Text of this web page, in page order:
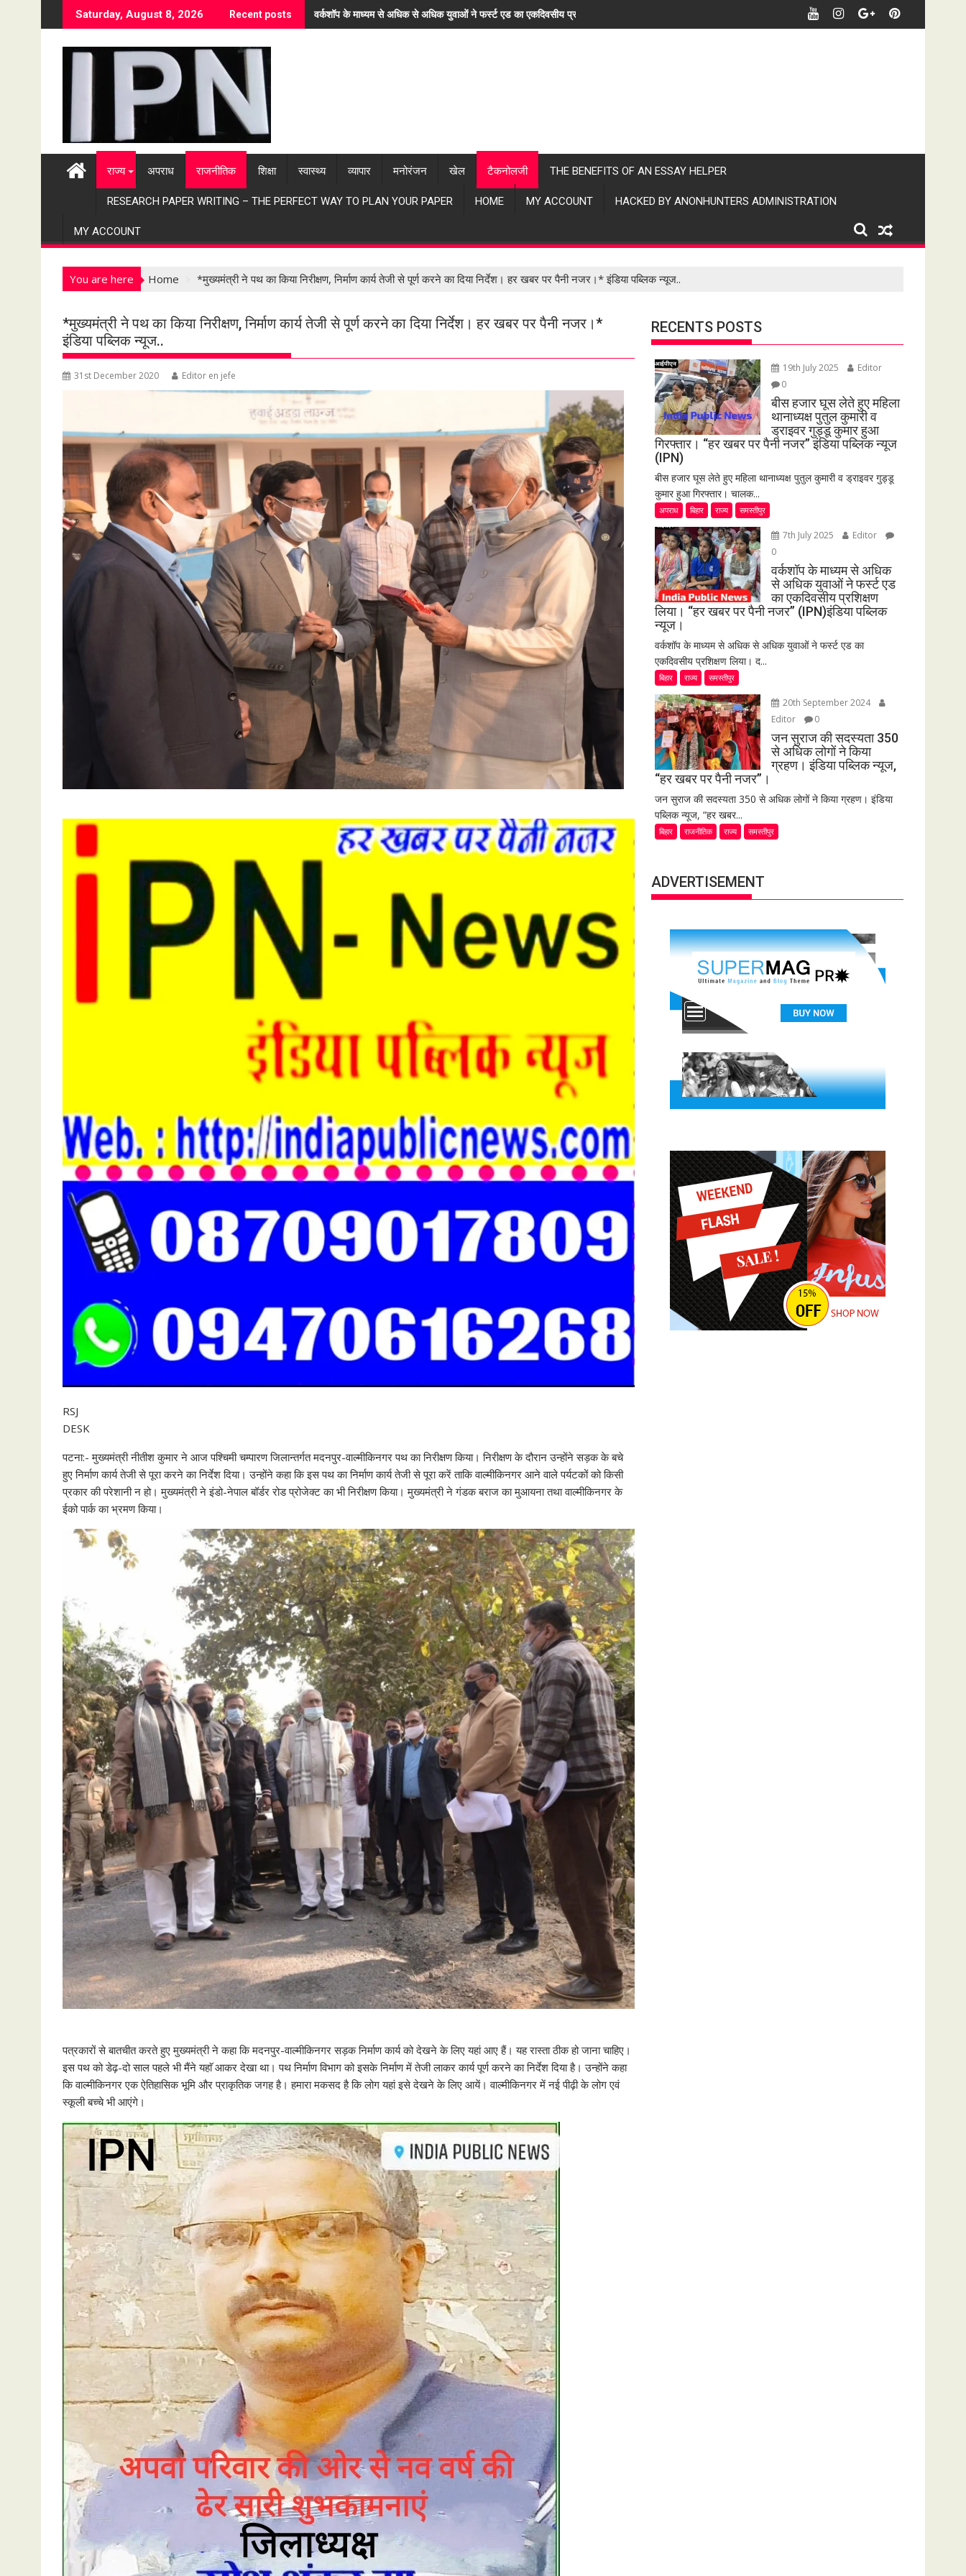
k
Saturday, August 8, 2026 Recent posts वर्कशॉप के माध्यम से अधिक से अधिक युवाओं ने फर्स्ट एड का एकदिवसीय प्रशिक्षण लिया। "हर खबर पर पैनी नजर" (IPN)इंडिया पब्लिक न्यूज।
राज्य अपराध राजनीतिक शिक्षा स्वास्थ्य व्यापार मनोरंजन खेल टैकनोलजी THE BENEFITS OF AN ESSAY HELPER
RESEARCH PAPER WRITING – THE PERFECT WAY TO PLAN YOUR PAPER HOME MY ACCOUNT HACKED BY ANONHUNTERS ADMINISTRATION
MY ACCOUNT
You are here Home *मुख्यमंत्री ने पथ का किया निरीक्षण, निर्माण कार्य तेजी से पूर्ण करने का दिया निर्देश। हर खबर पर पैनी नजर।* इंडिया पब्लिक न्यूज..
*मुख्यमंत्री ने पथ का किया निरीक्षण, निर्माण कार्य तेजी से पूर्ण करने का दिया निर्देश। हर खबर पर पैनी नजर।*
इंडिया पब्लिक न्यूज..
31st December 2020 Editor en jefe
RSJ
DESK
पटना:- मुख्यमंत्री नीतीश कुमार ने आज पश्चिमी चम्पारण जिलान्तर्गत मदनपुर-वाल्मीकिनगर पथ का निरीक्षण किया। निरीक्षण के दौरान उन्होंने सड़क के बचे
हुए निर्माण कार्य तेजी से पूरा करने का निर्देश दिया। उन्होंने कहा कि इस पथ का निर्माण कार्य तेजी से पूरा करें ताकि वाल्मीकिनगर आने वाले पर्यटकों को किसी
प्रकार की परेशानी न हो। मुख्यमंत्री ने इंडो-नेपाल बॉर्डर रोड प्रोजेक्ट का भी निरीक्षण किया। मुख्यमंत्री ने गंडक बराज का मुआयना तथा वाल्मीकिनगर के
ईको पार्क का भ्रमण किया।
पत्रकारों से बातचीत करते हुए मुख्यमंत्री ने कहा कि मदनपुर-वाल्मीकिनगर सड़क निर्माण कार्य को देखने के लिए यहां आए हैं। यह रास्ता ठीक हो जाना चाहिए।
इस पथ को डेढ़-दो साल पहले भी मैंने यहाॅ आकर देखा था। पथ निर्माण विभाग को इसके निर्माण में तेजी लाकर कार्य पूर्ण करने का निर्देश दिया है। उन्होंने कहा
कि वाल्मीकिनगर एक ऐतिहासिक भूमि और प्राकृतिक जगह है। हमारा मकसद है कि लोग यहां इसे देखने के लिए आयें। वाल्मीकिनगर में नई पीढ़ी के लोग एवं
स्कूली बच्चे भी आएंगे।
RECENTS POSTS
19th July 2025
Editor
0
बीस हजार घूस लेते हुए महिला
थानाध्यक्ष पुतुल कुमारी व
ड्राइवर गुड्डू कुमार हुआ
गिरफ्तार। “हर खबर पर पैनी नजर” इंडिया पब्लिक न्यूज
(IPN)
बीस हजार घूस लेते हुए महिला थानाध्यक्ष पुतुल कुमारी व ड्राइवर गुड्डू
कुमार हुआ गिरफ्तार। चालक...
अपराध बिहार राज्य समस्तीपुर
7th July 2025
Editor
0
वर्कशॉप के माध्यम से अधिक
से अधिक युवाओं ने फर्स्ट एड
का एकदिवसीय प्रशिक्षण
लिया। “हर खबर पर पैनी नजर” (IPN)इंडिया पब्लिक
न्यूज।
वर्कशॉप के माध्यम से अधिक से अधिक युवाओं ने फर्स्ट एड का
एकदिवसीय प्रशिक्षण लिया। द...
बिहार राज्य समस्तीपुर
20th September 2024
Editor
0
जन सुराज की सदस्यता 350
से अधिक लोगों ने किया
ग्रहण। इंडिया पब्लिक न्यूज,
“हर खबर पर पैनी नजर”।
जन सुराज की सदस्यता 350 से अधिक लोगों ने किया ग्रहण। इंडिया
पब्लिक न्यूज, “हर खबर...
बिहार राजनीतिक राज्य समस्तीपुर
ADVERTISEMENT